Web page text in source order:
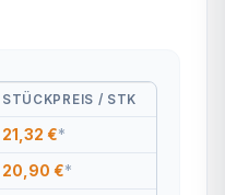
STÜCKPREIS / STK
21,32 €*
20,90 €*